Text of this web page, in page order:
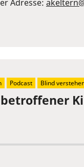
Adresse:
Podcast Blind